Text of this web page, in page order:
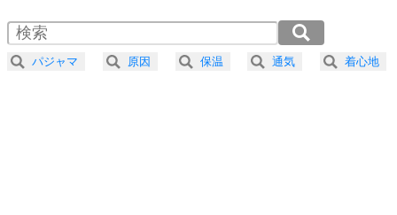
4 器の大きい人は、怒りを優しさで表現する。
2.0倍速 （220KB 56秒）
2.5倍速 （176KB 44秒）
3.0倍速 （147KB 37秒）
パジャマ 原因 保温 通気 着心地